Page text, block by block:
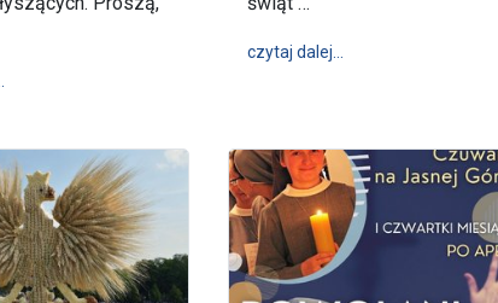
Pielgrzymka Legionu Maryi
wpis „Mimo swoich barier szukają Boga” - Ogólnopolska
czytaj dalej…